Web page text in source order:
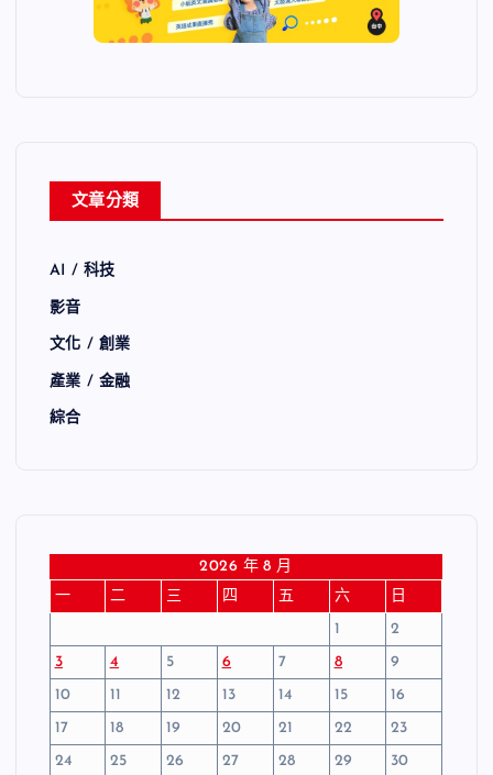
文章分類
AI / 科技
影音
文化 / 創業
產業 / 金融
綜合
2026 年 8 月
一
二 三 四 五 六
日
1
2
3
4 5 6 7 8
9
10
11 12 13 14 15
16
17
18 19 20 21 22
23
24
25 26 27 28 29
30